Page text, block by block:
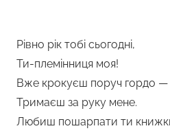
Рівно рік тобі сьогодні,
Ти-племінниця моя!
Вже крокуєш поруч гордо —
Тримаєш за руку мене.
Любиш пошарпати ти